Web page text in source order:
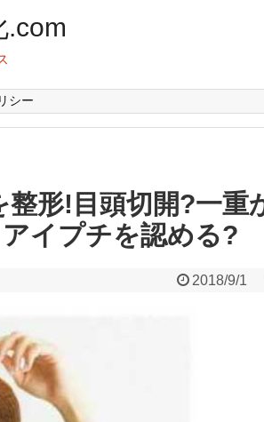
.com
シー
整形!目頭切開?一重
イプチを認める?
2018/9/1